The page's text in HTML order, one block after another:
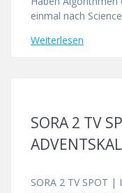
einmal nach
Weiterlesen
SORA 2 TV
SORA 2 TV SPOT |